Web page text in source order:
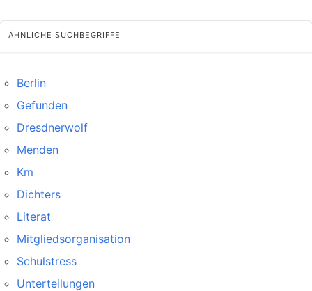
ÄHNLICHE SUCHBEGRIFFE
Berlin
Gefunden
Dresdnerwolf
Menden
Km
Dichters
Literat
Mitgliedsorganisation
Schulstress
Unterteilungen